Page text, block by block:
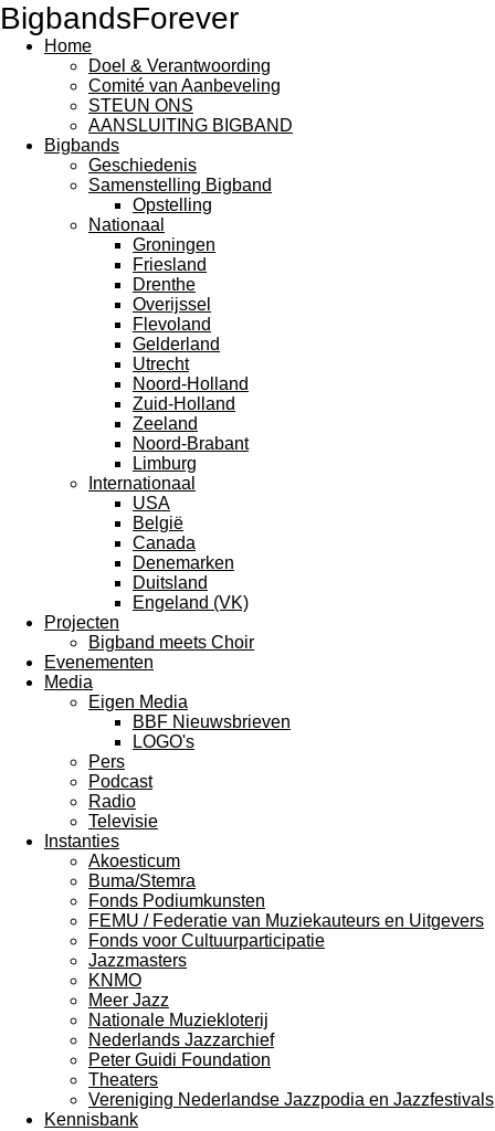
BigbandsForever
Home
Doel & Verantwoording
Comité van Aanbeveling
STEUN ONS
AANSLUITING BIGBAND
Bigbands
Geschiedenis
Samenstelling Bigband
Opstelling
Nationaal
Groningen
Friesland
Drenthe
Overijssel
Flevoland
Gelderland
Utrecht
Noord-Holland
Zuid-Holland
Zeeland
Noord-Brabant
Limburg
Internationaal
USA
België
Canada
Denemarken
Duitsland
Engeland (VK)
Projecten
Bigband meets Choir
Evenementen
Media
Eigen Media
BBF Nieuwsbrieven
LOGO's
Pers
Podcast
Radio
Televisie
Instanties
Akoesticum
Buma/Stemra
Fonds Podiumkunsten
FEMU / Federatie van Muziekauteurs en Uitgevers
Fonds voor Cultuurparticipatie
Jazzmasters
KNMO
Meer Jazz
Nationale Muziekloterij
Nederlands Jazzarchief
Peter Guidi Foundation
Theaters
Vereniging Nederlandse Jazzpodia en Jazzfestivals
Kennisbank